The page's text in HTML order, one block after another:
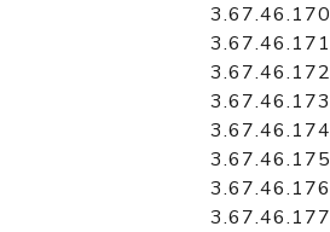
3.67.46.170
3.67.46.171
3.67.46.172
3.67.46.173
3.67.46.174
3.67.46.175
3.67.46.176
3.67.46.177